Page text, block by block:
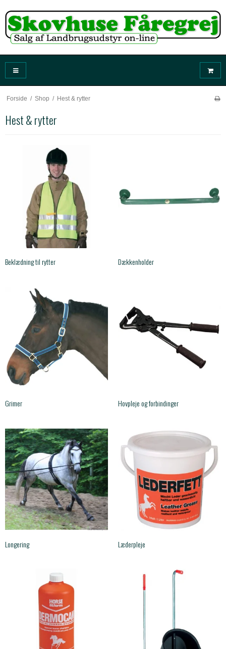
Forside / Shop / Hest & rytter
Hest & rytter
Beklædning til rytter Dækkenholder
Grimer Hovpleje og forbindinger
Longering Læderpleje